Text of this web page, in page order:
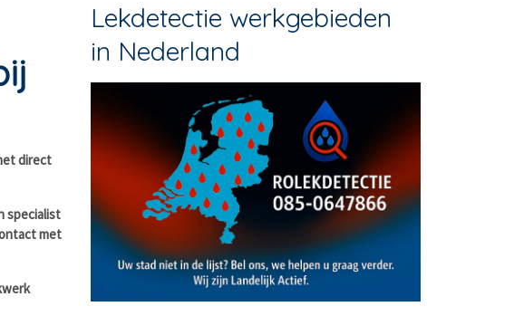
direct
specialist
met
Lekdetectie werkgebieden
in Nederland